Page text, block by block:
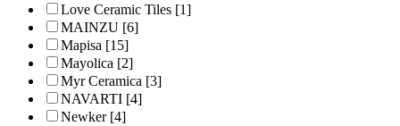
Love Ceramic Tiles [1]
MAINZU [6]
Mapisa [15]
Mayolica [2]
Myr Ceramica [3]
NAVARTI [4]
Newker[4]